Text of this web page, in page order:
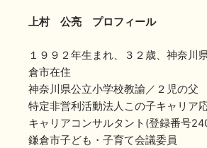
上村 公亮 プロフィール
１９９２年生まれ、３２歳、神奈川
倉市在住
神奈川県公立小学校教諭／２児の父
特定非営利活動法人この子キャリア
キャリアコンサルタント(登録番号
鎌倉市子ども・子育て会議委員